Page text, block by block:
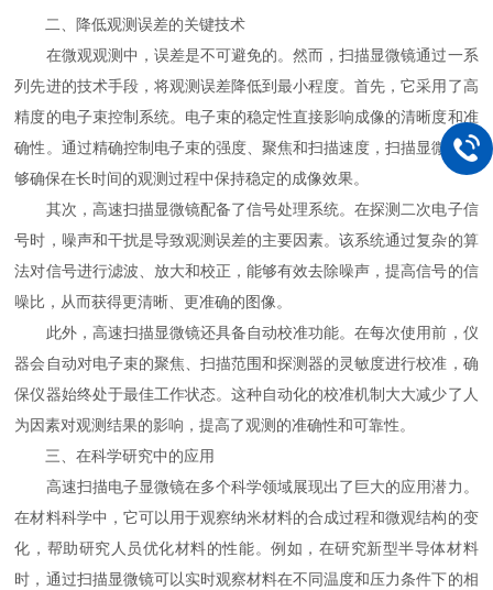
二、降低观测误差的关键技术
在微观观测中，误差是不可避免的。然而，扫描显微镜通过一系
列先进的技术手段，将观测误差降低到最小程度。首先，它采用了高
精度的电子束控制系统。电子束的稳定性直接影响成像的清晰度和准
确性。通过精确控制电子束的强度、聚焦和扫描速度，扫描显微镜能
够确保在长时间的观测过程中保持稳定的成像效果。
其次，高速扫描显微镜配备了信号处理系统。在探测二次电子信
号时，噪声和干扰是导致观测误差的主要因素。该系统通过复杂的算
法对信号进行滤波、放大和校正，能够有效去除噪声，提高信号的信
噪比，从而获得更清晰、更准确的图像。
此外，高速扫描显微镜还具备自动校准功能。在每次使用前，仪
器会自动对电子束的聚焦、扫描范围和探测器的灵敏度进行校准，确
保仪器始终处于最佳工作状态。这种自动化的校准机制大大减少了人
为因素对观测结果的影响，提高了观测的准确性和可靠性。
三、在科学研究中的应用
高速扫描电子显微镜在多个科学领域展现出了巨大的应用潜力。
在材料科学中，它可以用于观察纳米材料的合成过程和微观结构的变
化，帮助研究人员优化材料的性能。例如，在研究新型半导体材料
时，通过扫描显微镜可以实时观察材料在不同温度和压力条件下的相